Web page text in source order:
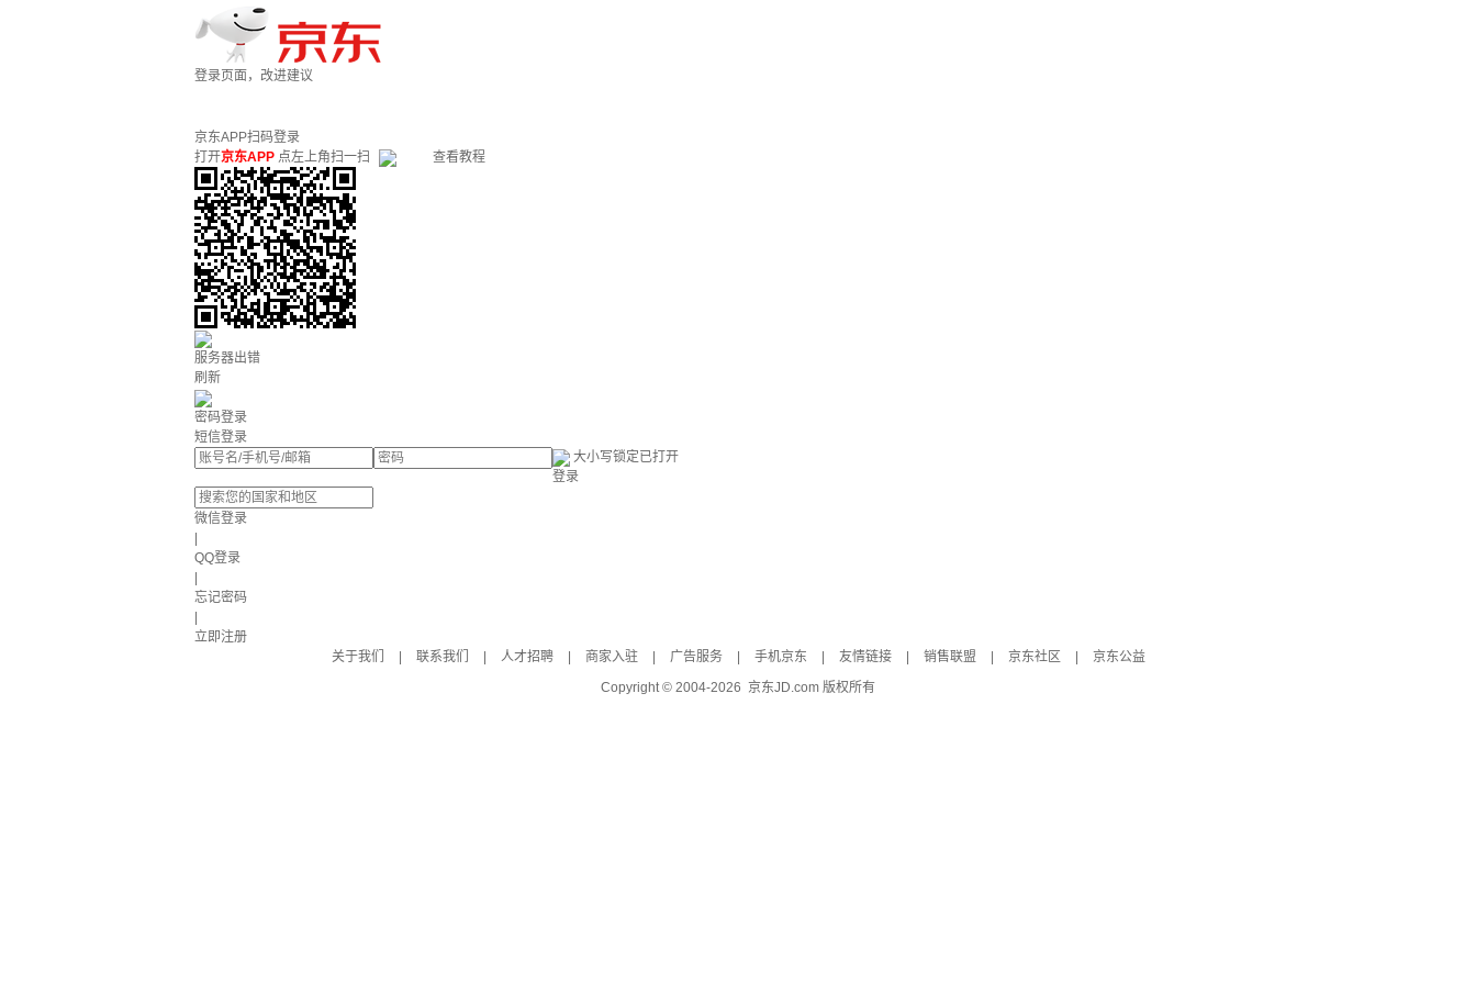
登录页面，改进建议
京东APP扫码登录
打开京东APP 点左上角扫一扫 查看教程
服务器出错
刷新
密码登录
短信登录
大小写锁定已打开
登录
微信登录
QQ登录
忘记密码
立即注册
关于我们
联系我们 人才招聘 商家入驻 广告服务 手机京东 友情链接 销售联盟 京东社区
京东公益
Copyright © 2004-2026 京东JD.com 版权所有